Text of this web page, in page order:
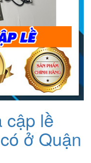
cập lề
ở Quận